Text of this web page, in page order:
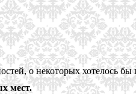
о некоторых хотелось бы
мест.